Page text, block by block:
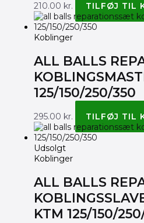
210.00 kr. TILFØJ TIL
Koblinger
ALL BALLS
125/150/250/350
295.00 kr. TILFØJ TIL
Udsolgt
Koblinger
ALL BALLS
KTM 125/150/